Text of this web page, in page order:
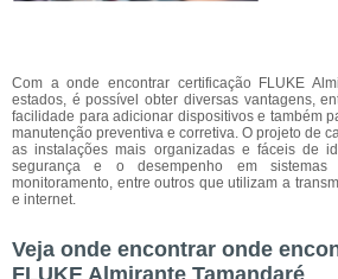
Com a onde encontrar certificação FLUKE
estados, é possível obter diversas vantagens,
facilidade para adicionar dispositivos e também
manutenção preventiva e corretiva. O projeto de
as instalações mais organizadas e fáceis de
segurança e o desempenho em
monitoramento, entre outros que utilizam a
e internet.
Veja onde encontrar onde
FLUKE Almirante Tamandaré